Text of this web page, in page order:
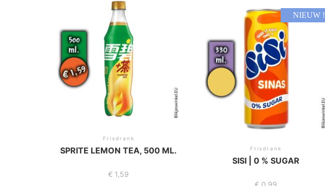
Frisdrank
SPRITE LEMON TEA, 500 ML.
€ 1,59
NIEUW !
Frisdrank
SISI | 0 % SUGAR
€ 0,99